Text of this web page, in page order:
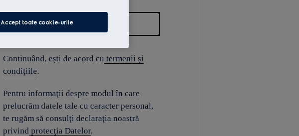
Continuând, ești de acord cu termenii și
condițiile.
Pentru informaţii despre modul în care
prelucrăm datele tale cu caracter personal,
te rugăm să consulţi declaraţia noastră
privind protecţia Datelor.
Accept toate cookie-urile